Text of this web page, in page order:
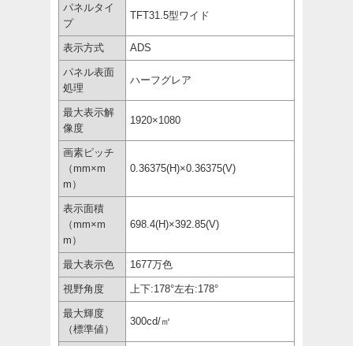
パネルタイ
プ
TFT31.5型ワイド
表示方式 ADS
パネル表面
処理
ハーフグレア
最大表示解
像度
1920×1080
画素ピッチ
（mm×m
m）
0.36375(H)×0.36375(V)
表示面積
（mm×m
m）
698.4(H)×392.85(V)
最大表示色 1677万色
視野角度 上下:178°左右:178°
最大輝度
（標準値）
300cd/㎡